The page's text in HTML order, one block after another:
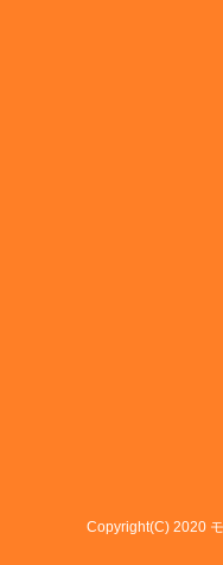
Copyright(C) 2020